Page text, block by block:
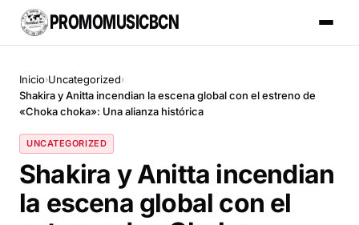
PROMOMUSICBCN
Inicio›Uncategorized›
Shakira y Anitta incendian la escena global con el estreno de
«Choka choka»: Una alianza histórica
UNCATEGORIZED
Shakira y Anitta incendian
la escena global con el